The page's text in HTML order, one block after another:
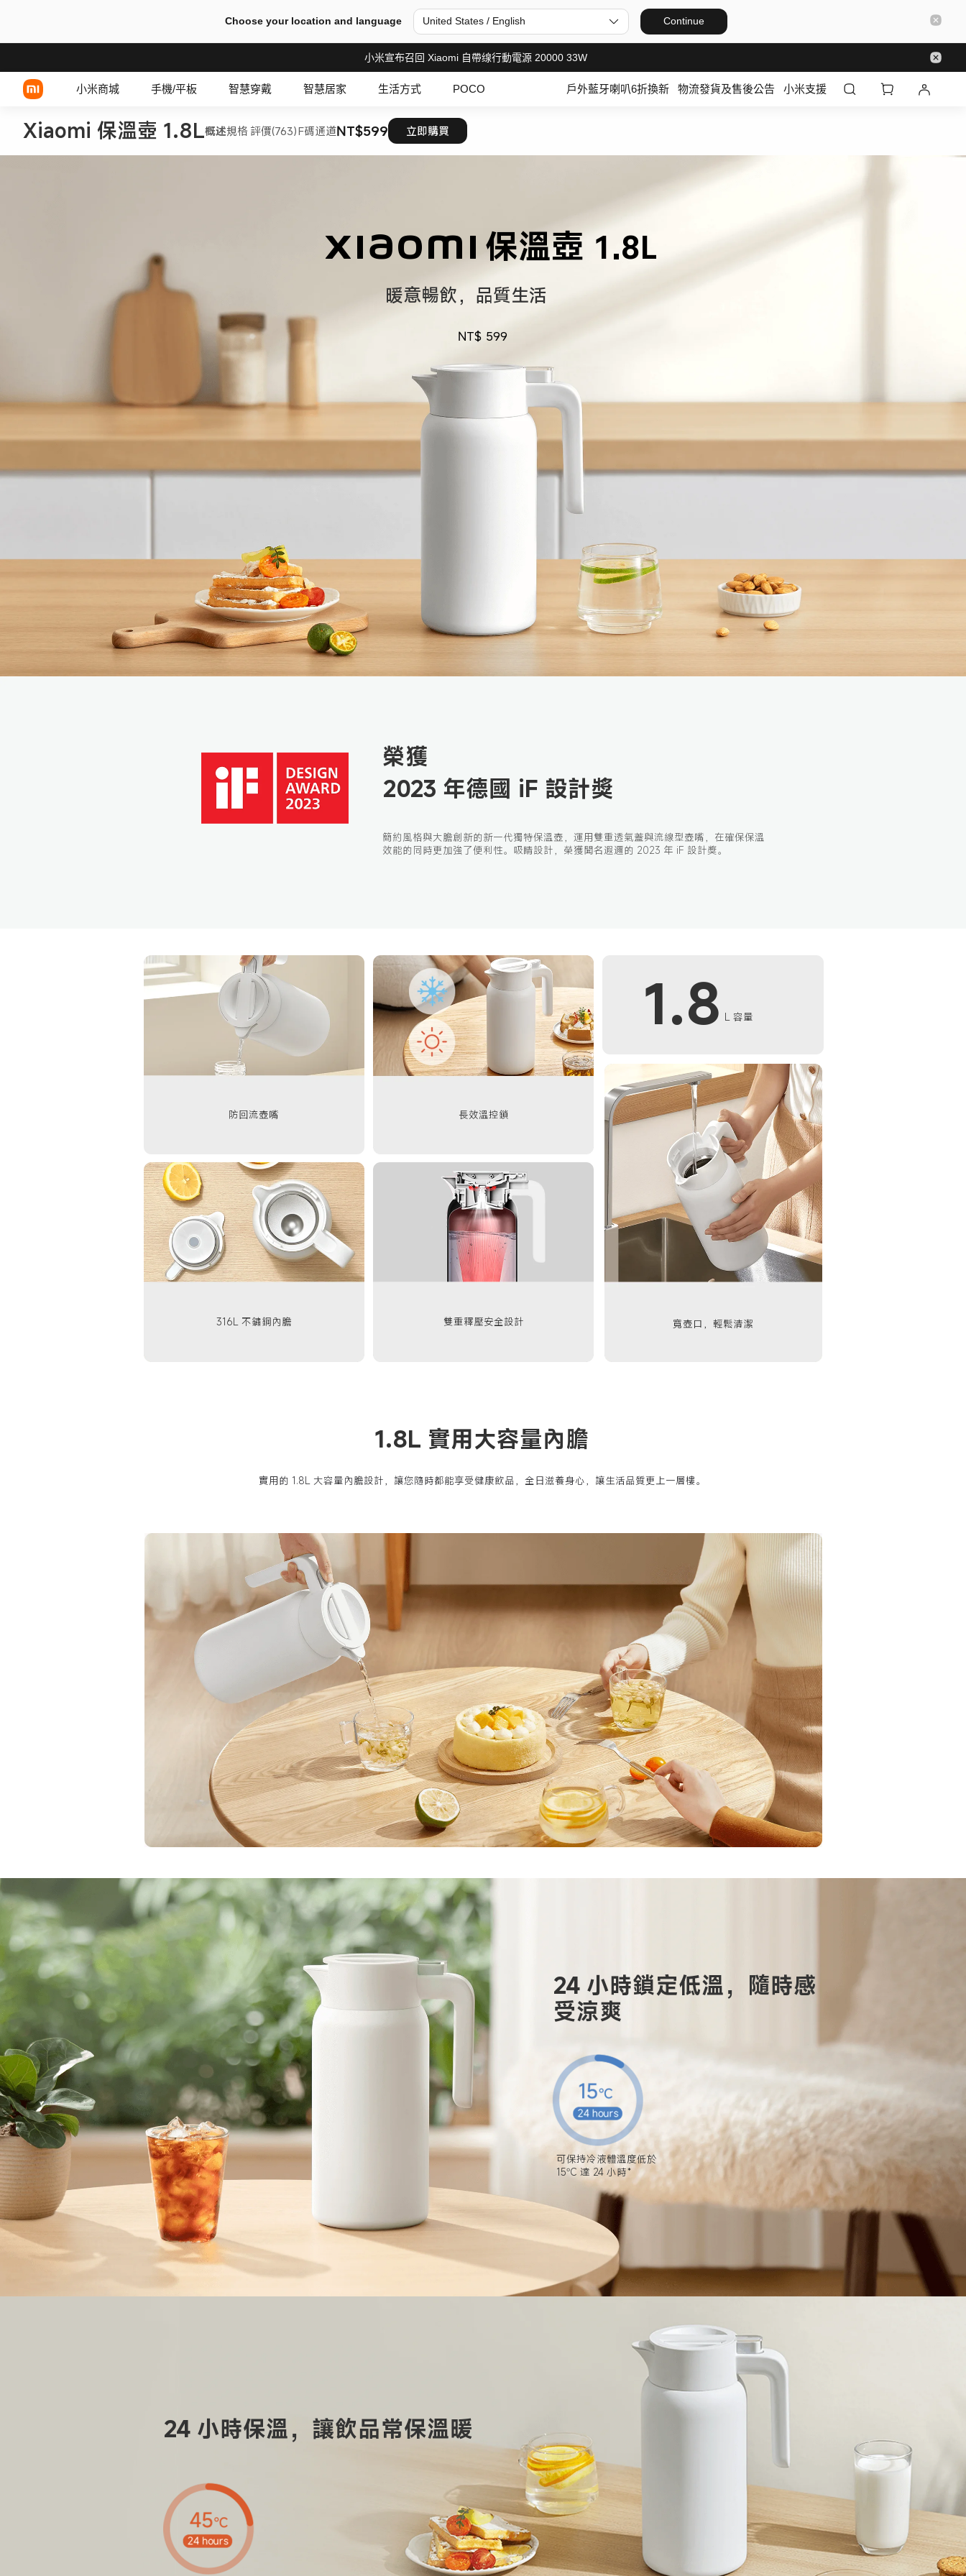
Choose your location and language United States / English Continue
小米宣布召回 Xiaomi 自帶缐行動電源 20000 33W
小米商城 手機/平板 智慧穿戴 智慧居家 生活方式 POCO 戶外藍牙喇叭6折換新 物流發貨及售後公告 小米支援
Xiaomi 保溫壺 1.8L概述規格 評價(763)F碼通道NT$599 立即購買
          暖意暢飲，品質生活
NT$ 599
榮獲
2023 年德國 iF 設計獎
簡約風格與大膽創新的新一代獨特保溫壺，運用雙重透氣蓋與流線型壺嘴，在確保保溫
效能的同時更加強了便利性。吸睛設計，榮獲聞名遐邇的 2023 年 iF 設計獎。
防回流壺嘴
316L 不鏽鋼內膽
長效溫控鎖
雙重釋壓安全設計
1.8 L 容量
寬壺口，輕鬆清潔
1.8L 實用大容量內膽
實用的 1.8L 大容量內膽設計，讓您隨時都能享受健康飲品，全日滋養身心，讓生活品質更上一層樓。
24 小時鎖定低溫，隨時感
受涼爽
可保持冷液體溫度低於
15°C 達 24 小時*
24 小時保溫，讓飲品常保溫暖